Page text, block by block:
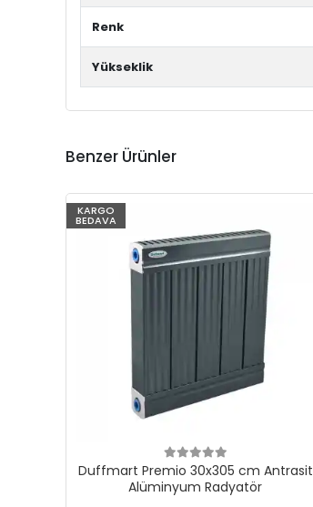
Renk
Yükseklik
Benzer Ürünler
KARGO
BEDAVA
Duffmart Premio 30x305 cm Antrasit
Alüminyum Radyatör